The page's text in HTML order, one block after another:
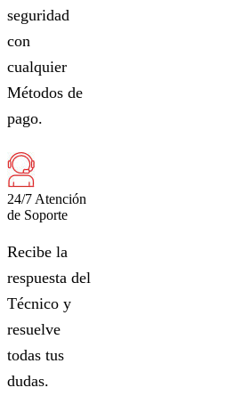
seguridad
con
cualquier
Métodos de
pago.
24/7 Atención
de Soporte
Recibe la
respuesta del
Técnico y
resuelve
todas tus
dudas.